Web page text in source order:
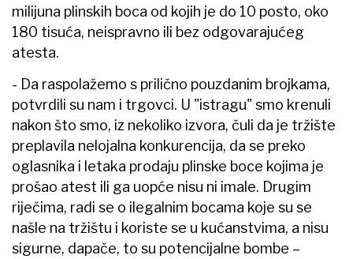
milijuna plinskih boca od kojih je do 10 posto, oko
180 tisuća, neispravno ili bez odgovarajućeg
atesta.
- Da raspolažemo s prilično pouzdanim brojkama,
potvrdili su nam i trgovci. U "istragu" smo krenuli
nakon što smo, iz nekoliko izvora, čuli da je tržište
preplavila nelojalna konkurencija, da se preko
oglasnika i letaka prodaju plinske boce kojima je
prošao atest ili ga uopće nisu ni imale. Drugim
riječima, radi se o ilegalnim bocama koje su se
našle na tržištu i koriste se u kućanstvima, a nisu
sigurne, dapače, to su potencijalne bombe –